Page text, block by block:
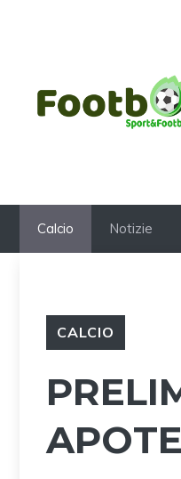
Calcio Notizie
CALCIO